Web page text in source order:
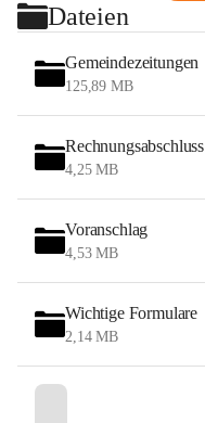
Dateien
Gemeindezeitungen
125,89 MB
Rechnungsabschluss
4,25 MB
Voranschlag
4,53 MB
Wichtige Formulare
2,14 MB